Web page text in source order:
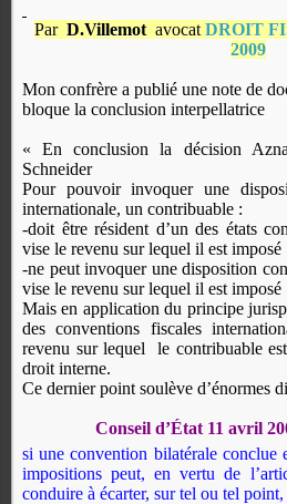
Par D.Villemot avocat DROIT
2009
Mon confrère a publié une note de
bloque la conclusion interpellatrice
« En conclusion la décision
Schneider
Pour pouvoir invoquer une
internationale, un contribuable :
-doit être résident d’un des états
vise le revenu sur lequel il est imposé
-ne peut invoquer une disposition
vise le revenu sur lequel il est imposé
Mais en application du principe
des conventions fiscales
revenu sur lequel
le contribuable
droit interne.
Ce dernier point soulève d’énormes
Conseil d’État 11 avril
si une convention bilatérale conclue
impositions peut, en vertu de
conduire à écarter, sur tel ou tel